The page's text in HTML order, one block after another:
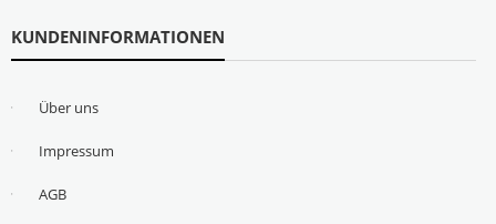
KUNDENINFORMATIONEN
Über uns
Impressum
AGB